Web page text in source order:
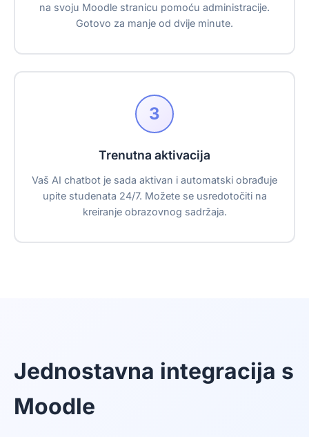
na svoju Moodle stranicu pomoću administracije.
Gotovo za manje od dvije minute.
3
Trenutna aktivacija
Vaš AI chatbot je sada aktivan i automatski obrađuje
upite studenata 24/7. Možete se usredotočiti na
kreiranje obrazovnog sadržaja.
Jednostavna integracija s
Moodle